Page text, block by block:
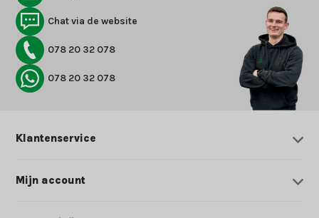
Chat via de website
078 20 32 078
078 20 32 078
Klantenservice
Mijn account